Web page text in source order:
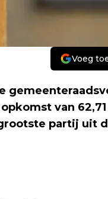
Voeg
van
partij uit